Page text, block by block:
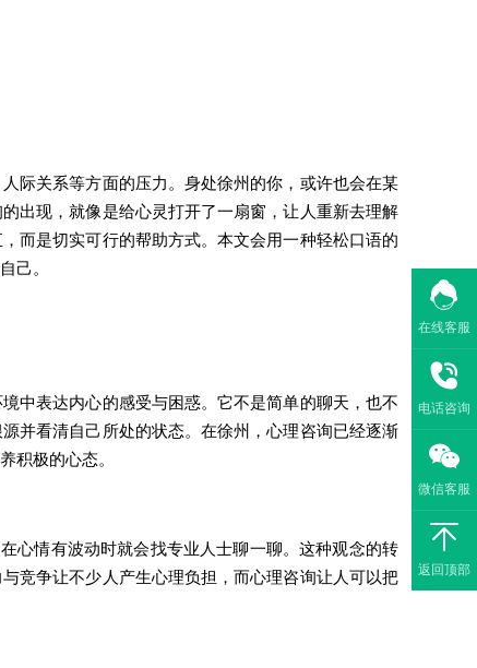
关系等方面的压力。身处徐州的你，或许也会在某
出现，就像是给心灵打开了一扇窗，让人重新去理解
而是切实可行的帮助方式。本文会用一种轻松口语的
己。
表达内心的感受与困惑。它不是简单的聊天，也不
并看清自己所处的状态。在徐州，心理咨询已经逐渐
积极的心态。
情有波动时就会找专业人士聊一聊。这种观念的转
竞争让不少人产生心理负担，而心理咨询让人可以把
在线客服
电话咨询
微信客服
返回顶部